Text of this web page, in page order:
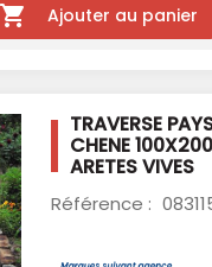
Ajouter au panier
TRAVERSE
CHENE
ARETES VIVES
Référence :